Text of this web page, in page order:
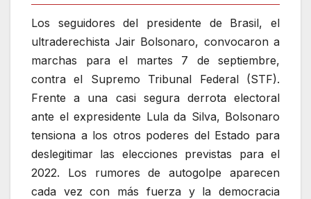
Los seguidores del presidente de Brasil, el
ultraderechista Jair Bolsonaro, convocaron a
marchas para el martes 7 de septiembre,
contra el Supremo Tribunal Federal (STF).
Frente a una casi segura derrota electoral
ante el expresidente Lula da Silva, Bolsonaro
tensiona a los otros poderes del Estado para
deslegitimar las elecciones previstas para el
2022. Los rumores de autogolpe aparecen
cada vez con más fuerza y la democracia